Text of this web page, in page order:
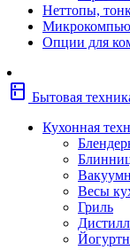
Неттопы,
Опции для
kitchen Бытовая
Кухонная
Весы
Гриль